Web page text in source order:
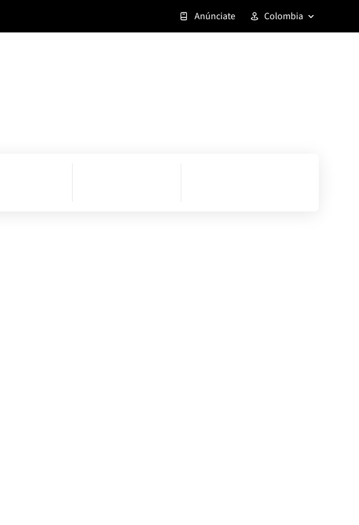
Anúnciate Colombia